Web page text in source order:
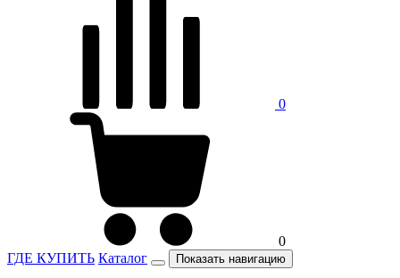
0
0
ГДЕ КУПИТЬ Каталог Показать навигацию